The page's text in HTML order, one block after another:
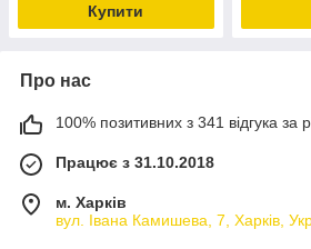
Купити
Про нас
100% позитивних з 341 відгука за
Працює з 31.10.2018
м. Харків
вул. Івана Камишева, 7, Харків,